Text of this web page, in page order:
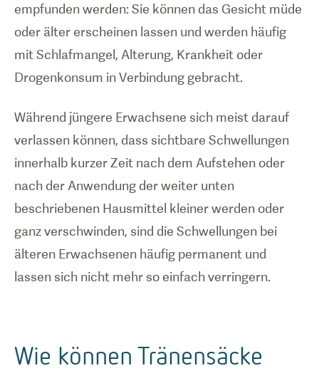
empfunden werden: Sie können das Gesicht müde
oder älter erscheinen lassen und werden häufig
mit Schlafmangel, Alterung, Krankheit oder
Drogenkonsum in Verbindung gebracht.
Während jüngere Erwachsene sich meist darauf
verlassen können, dass sichtbare Schwellungen
innerhalb kurzer Zeit nach dem Aufstehen oder
nach der Anwendung der weiter unten
beschriebenen Hausmittel kleiner werden oder
ganz verschwinden, sind die Schwellungen bei
älteren Erwachsenen häufig permanent und
lassen sich nicht mehr so einfach verringern.
Wie können Tränensäcke